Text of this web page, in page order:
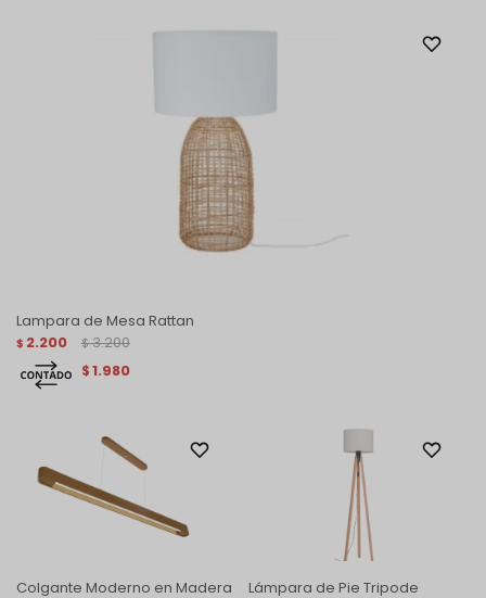
Lampara de Mesa Rattan
$ 2.200 $ 3.200
$1.980
Colgante Moderno en Madera Lámpara de Pie Tripode